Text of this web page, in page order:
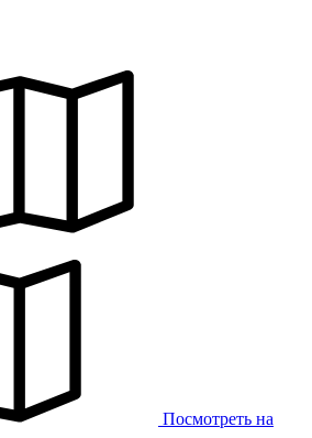
Посмотреть на